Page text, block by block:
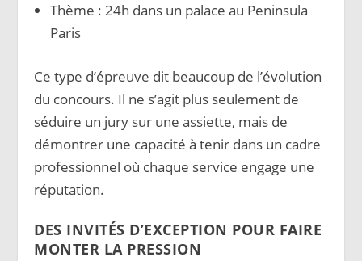
Thème : 24h dans un palace au Peninsula
Paris
Ce type d’épreuve dit beaucoup de l’évolution
du concours. Il ne s’agit plus seulement de
séduire un jury sur une assiette, mais de
démontrer une capacité à tenir dans un cadre
professionnel où chaque service engage une
réputation.
DES INVITÉS D’EXCEPTION POUR FAIRE
MONTER LA PRESSION